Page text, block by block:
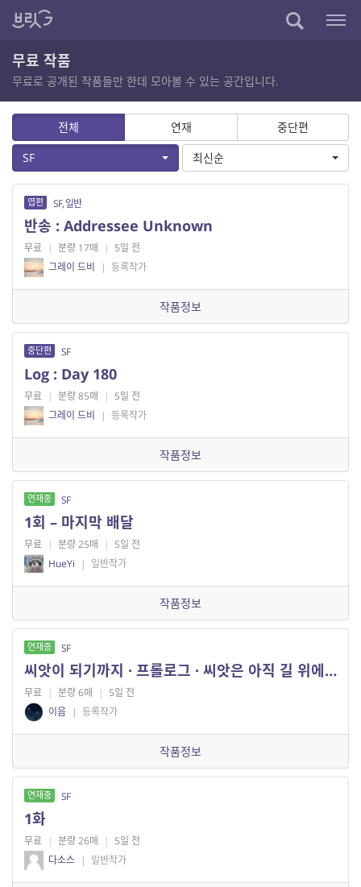
무료 작품
무료로 공개된 작품들만 한데 모아볼 수 있는 공간입니다.
전체 연재
중단편
SF
최신순
엽편 SF, 일반
반송 : Addressee Unknown
무료 | 분량 17매 | 5일 전
그레이 드비
| 등록작가
작품정보
중단편 SF
Log : Day 180
무료 | 분량 85매 | 5일 전
그레이 드비
| 등록작가
작품정보
연재중 SF
1회 – 마지막 배달
무료 | 분량 25매 | 5일 전
HueYi
| 일반작가
작품정보
연재중 SF
씨앗이 되기까지 · 프롤로그 · 씨앗은 아직 길 위에 있다
무료 | 분량 6매 | 5일 전
이음 | 등록작가
작품정보
연재중 SF
1화
무료 | 분량 26매 | 5일 전
다소스 | 일반작가